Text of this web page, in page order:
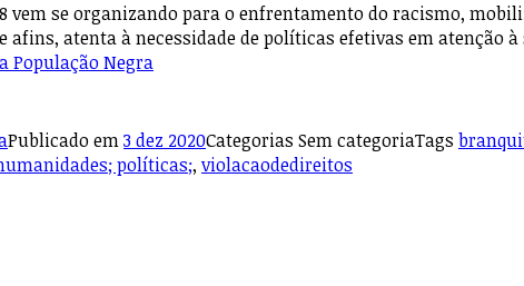
vem se organizando para o enfrentamento do racismo,
atenta à necessidade de políticas efetivas em atenção
População Negra
Publicado em3 dez 2020Categorias Sem categoriaTags
políticas;, violacaodedireitos